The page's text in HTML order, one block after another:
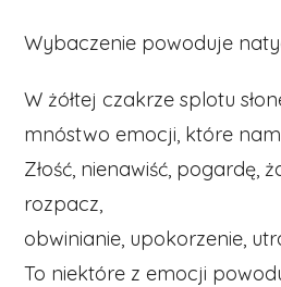
Wybaczenie powoduje
W żółtej czakrze splotu
mnóstwo emocji, które nam
Złość, nienawiść, pogardę,
rozpacz,
obwinianie, upokorzenie,
To niektóre z emocji